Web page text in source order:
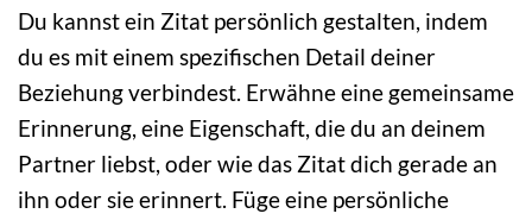
Du kannst ein Zitat persönlich gestalten, indem
du es mit einem spezifischen Detail deiner
Beziehung verbindest. Erwähne eine gemeinsame
Erinnerung, eine Eigenschaft, die du an deinem
Partner liebst, oder wie das Zitat dich gerade an
ihn oder sie erinnert. Füge eine persönliche